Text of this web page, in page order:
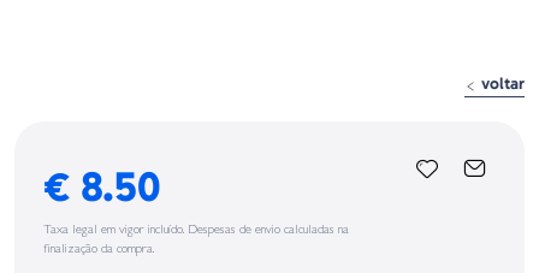
voltar
€ 8.50
Taxa legal em vigor incluído. Despesas de envio calculadas na
finalização da compra.